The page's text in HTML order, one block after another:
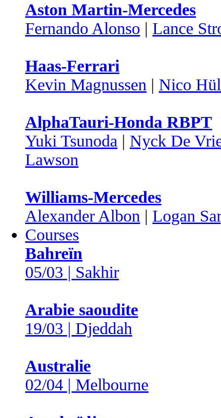
Aston Martin-Mercedes
Fernando Alonso | Lance
Haas-Ferrari
Kevin Magnussen | Nico
AlphaTauri-Honda RBPT
Yuki Tsunoda | Nyck De
Lawson
Williams-Mercedes
Alexander Albon | Logan
Courses
Bahreïn
05/03 | Sakhir
Arabie saoudite
19/03 | Djeddah
Australie
02/04 | Melbourne